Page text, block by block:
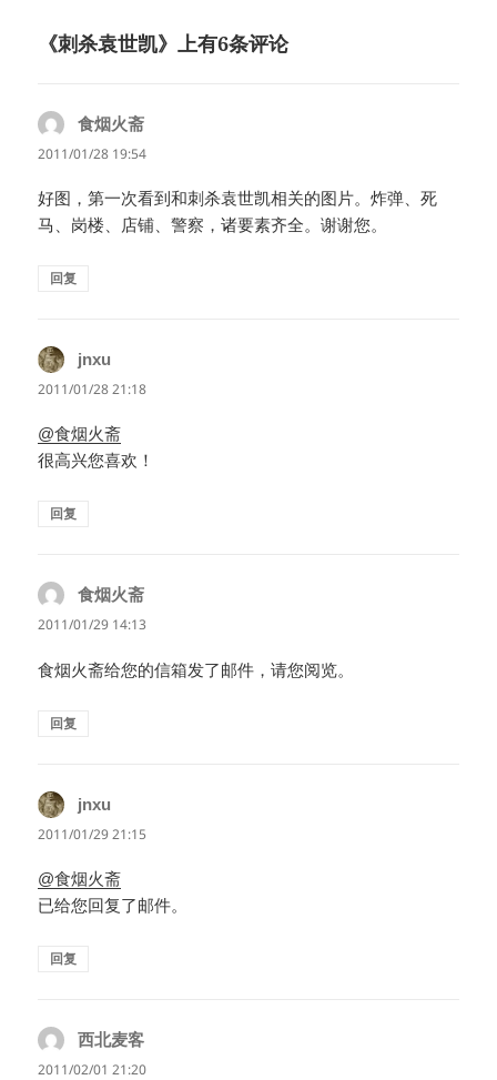
《刺杀袁世凯》上有6条评论
食烟火斋
道：
2011/01/28 19:54
好图，第一次看到和刺杀袁世凯相关的图片。炸弹、死
马、岗楼、店铺、警察，诸要素齐全。谢谢您。
回复
jnxu
道：
2011/01/28 21:18
@食烟火斋
很高兴您喜欢！
回复
食烟火斋
道：
2011/01/29 14:13
食烟火斋给您的信箱发了邮件，请您阅览。
回复
jnxu
道：
2011/01/29 21:15
@食烟火斋
已给您回复了邮件。
回复
西北麦客
道：
2011/02/01 21:20